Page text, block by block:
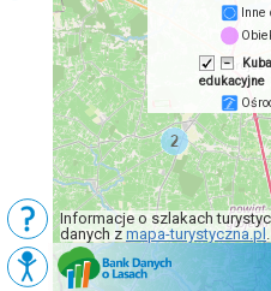
Informacje o szlakach
danych z mapa-turystyczna.pl.
edukacyjne
Izba
Inne